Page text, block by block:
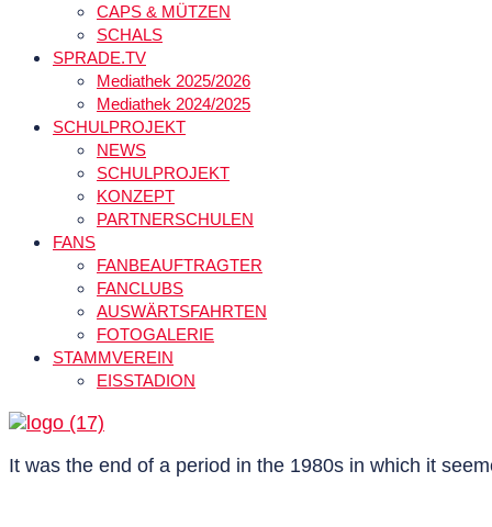
CAPS & MÜTZEN
SCHALS
SPRADE.TV
Mediathek 2025/2026
Mediathek 2024/2025
SCHULPROJEKT
NEWS
SCHULPROJEKT
KONZEPT
PARTNERSCHULEN
FANS
FANBEAUFTRAGTER
FANCLUBS
AUSWÄRTSFAHRTEN
FOTOGALERIE
STAMMVEREIN
EISSTADION
It was the end of a period in the 1980s in which it